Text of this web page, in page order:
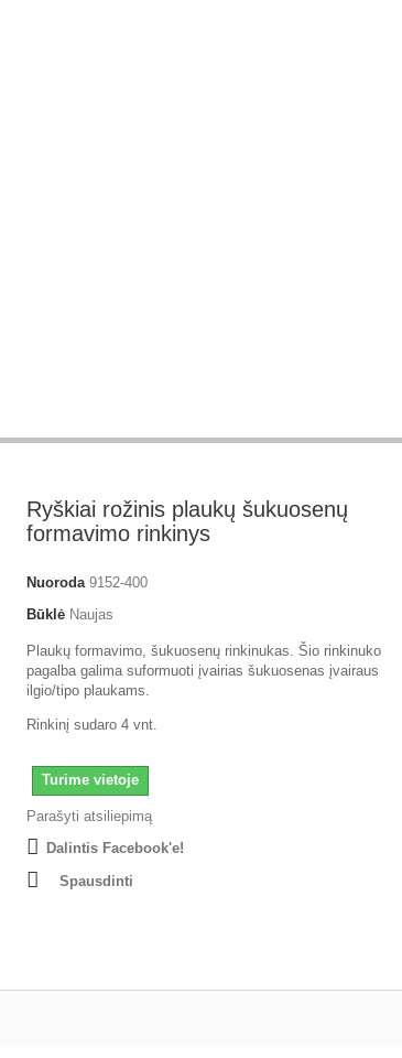
Ryškiai rožinis plaukų šukuosenų
formavimo rinkinys
Nuoroda 9152-400
Būklė Naujas
Plaukų formavimo, šukuosenų rinkinukas. Šio rinkinuko
pagalba galima suformuoti įvairias šukuosenas įvairaus
ilgio/tipo plaukams.
Rinkinį sudaro 4 vnt.
Turime vietoje
Parašyti atsiliepimą
Dalintis Facebook'e!
Spausdinti